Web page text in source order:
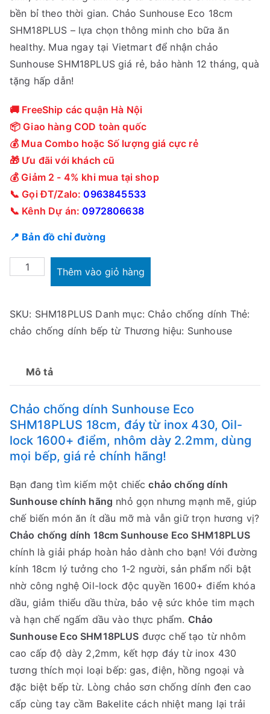
0
0
0
₫
.
1
3
9
,
bền bỉ theo thời gian. Chảo Sunhouse Eco 18cm
SHM18PLUS – lựa chọn thông minh cho bữa ăn
healthy. Mua ngay tại Vietmart để nhận chảo
Sunhouse SHM18PLUS giá rẻ, bảo hành 12 tháng, quà
tặng hấp dẫn!
🚚 FreeShip các quận Hà Nội
📦 Giao hàng COD toàn quốc
💰 Mua Combo hoặc Số lượng giá cực rẻ
🎁 Ưu đãi với khách cũ
💰 Giảm 2 - 4% khi mua tại shop
📞 Gọi ĐT/Zalo:0963845533
📞 Kênh Dự án:0972806638
📍 Bản đồ chỉ đường
Chảo
Sunhouse
Eco
lượng
Thêm vào giỏ hàng
SKU: SHM18PLUS Danh mục: Chảo chống dính Thẻ:
chảo chống dính bếp từ Thương hiệu: Sunhouse
Mô tả
Chảo chống dính Sunhouse Eco
SHM18PLUS 18cm, đáy từ inox 430, Oil-
lock 1600+ điểm, nhôm dày 2.2mm, dùng
mọi bếp, giá rẻ chính hãng!
Bạn đang tìm kiếm một chiếcchảo chống dính
Sunhouse chính hãng nhỏ gọn nhưng mạnh mẽ, giúp
chế biến món ăn ít dầu mỡ mà vẫn giữ trọn hương vị?
Chảo chống dính 18cm Sunhouse Eco SHM18PLUS
chính là giải pháp hoàn hảo dành cho bạn! Với đường
kính 18cm lý tưởng cho 1-2 người, sản phẩm nổi bật
nhờ công nghệ Oil-lock độc quyền 1600+ điểm khóa
dầu, giảm thiểu dầu thừa, bảo vệ sức khỏe tim mạch
và hạn chế ngấm dầu vào thực phẩm. Chảo
Sunhouse Eco SHM18PLUS được chế tạo từ nhôm
cao cấp độ dày 2,2mm, kết hợp đáy từ inox 430
tương thích mọi loại bếp: gas, điện, hồng ngoại và
đặc biệt bếp từ. Lòng chảo sơn chống dính đen cao
cấp cùng tay cầm Bakelite cách nhiệt mang lại trải